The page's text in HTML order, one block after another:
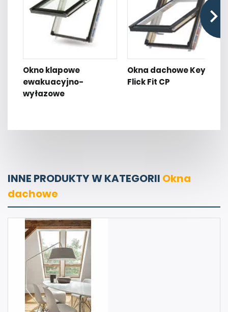
Okno klapowe
ewakuacyjno-
wyłazowe
Okna dachowe Keylite
Flick Fit CP
INNE PRODUKTY W KATEGORII Okna
dachowe